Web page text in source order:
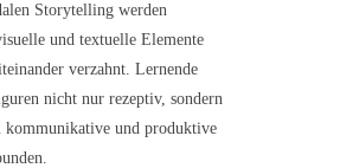
Storytelling werden
und textuelle Elemente
verzahnt. Lernende
nicht nur rezeptiv, sondern
kommunikative und produktive